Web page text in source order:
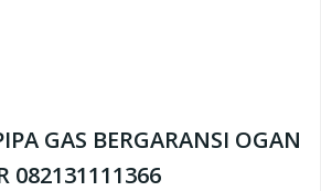
GAS BERGARANSI OGAN
082131111366